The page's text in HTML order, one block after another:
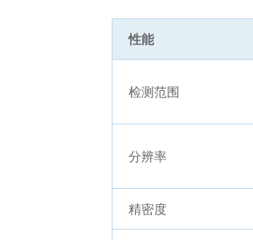
性能
检测范围
分辨率
精密度